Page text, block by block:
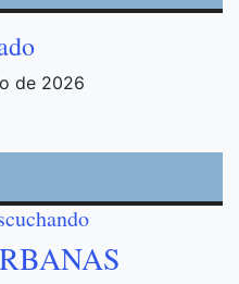
de 2026